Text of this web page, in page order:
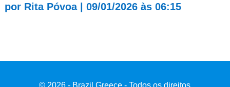
por Rita Póvoa| 09/01/2026 às 06:15
© 2026 - Brazil Greece - Todos os direitos